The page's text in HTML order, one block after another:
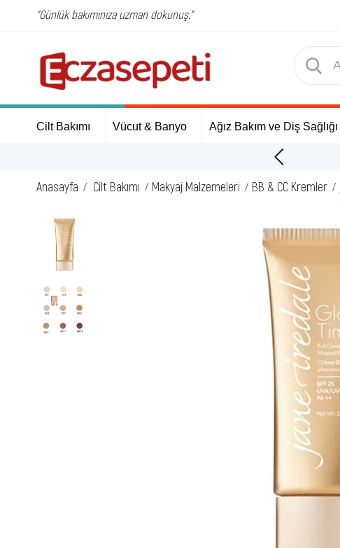
"Günlük bakımınıza uzman dokunuş."
Cilt Bakımı Vücut & Banyo Ağız Bakım ve Diş Sağlığı
Anasayfa
Cilt Bakımı Makyaj Malzemeleri BB & CC Kremler